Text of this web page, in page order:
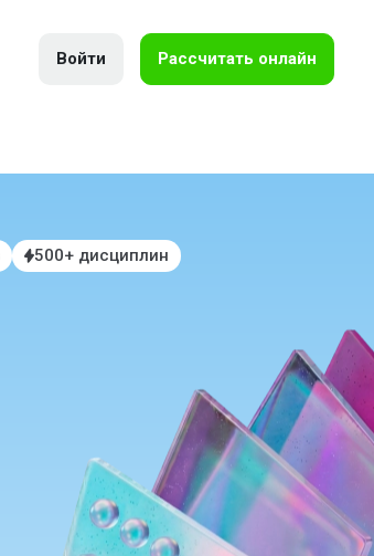
Войти Рассчитать онлайн
500+ дисциплин